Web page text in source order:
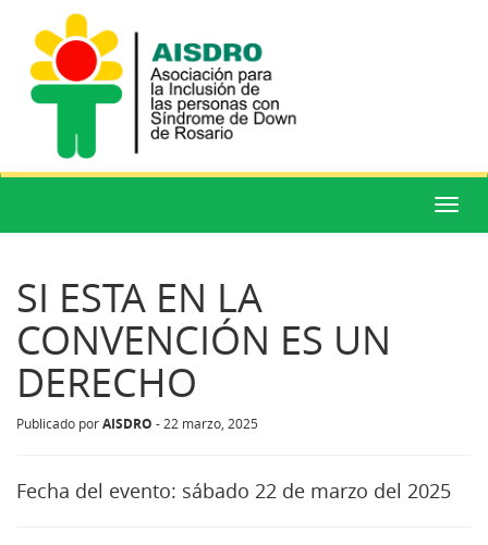
Menú
SI ESTA EN LA
CONVENCIÓN ES UN
DERECHO
Publicado por AISDRO - 22 marzo, 2025
Fecha del evento: sábado 22 de marzo del 2025